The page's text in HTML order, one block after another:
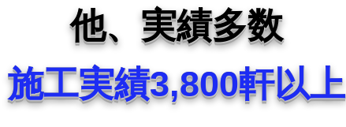
他、実績多数
施工実績3,800軒以上